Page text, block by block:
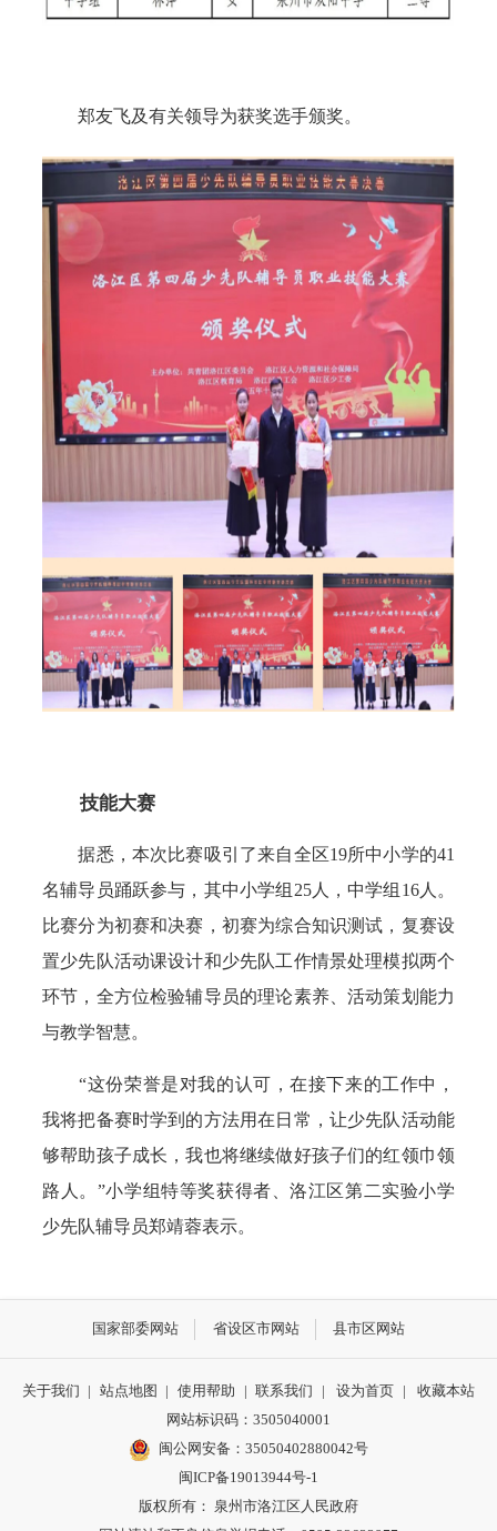
郑友飞及有关领导为获奖选手颁奖。
技能大赛
据悉，本次比赛吸引了来自全区19所中小学的41
名辅导员踊跃参与，其中小学组25人，中学组16人。
比赛分为初赛和决赛，初赛为综合知识测试，复赛设
置少先队活动课设计和少先队工作情景处理模拟两个
环节，全方位检验辅导员的理论素养、活动策划能力
与教学智慧。
“这份荣誉是对我的认可，在接下来的工作中，
我将把备赛时学到的方法用在日常，让少先队活动能
够帮助孩子成长，我也将继续做好孩子们的红领巾领
路人。”小学组特等奖获得者、洛江区第二实验小学
少先队辅导员郑靖蓉表示。
国家部委网站 省设区市网站 县市区网站
关于我们 | 站点地图 | 使用帮助 | 联系我们 | 设为首页 |
收藏本站
网站标识码：3505040001
闽公网安备：35050402880042号
闽ICP备19013944号-1
版权所有： 泉州市洛江区人民政府